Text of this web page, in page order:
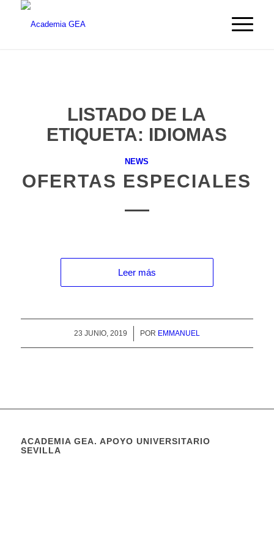
LISTADO DE LA
ETIQUETA: IDIOMAS
NEWS
OFERTAS ESPECIALES
Leer más
23 JUNIO, 2019
/ POR EMMANUEL
ACADEMIA GEA. APOYO UNIVERSITARIO
SEVILLA